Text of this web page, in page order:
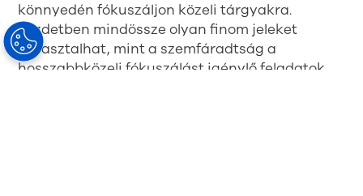
könnyedén fókuszáljon közeli tárgyakra.
Kezdetben mindössze olyan finom jeleket
tapasztalhat, mint a szemfáradtság a
hosszabbközeli fókuszálást igénylő feladatok